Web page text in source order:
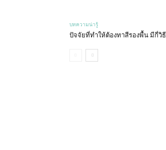
บทความน่ารู้
ปัจจัยที่ทำให้ต้องทาสีรองพื้น มีกี่วิธี